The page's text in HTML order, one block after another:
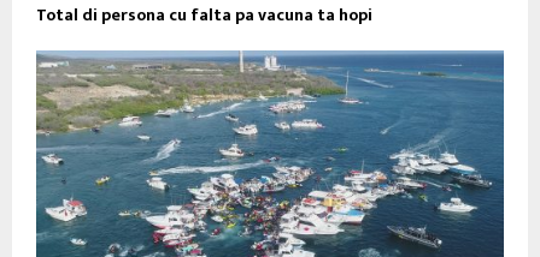
Total di persona cu falta pa vacuna ta hopi